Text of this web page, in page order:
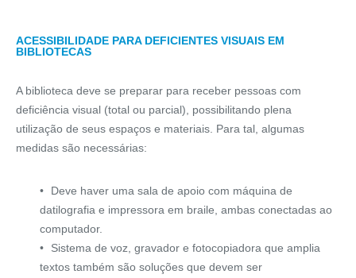
ACESSIBILIDADE PARA DEFICIENTES VISUAIS EM
BIBLIOTECAS
A biblioteca deve se preparar para receber pessoas com
deficiência visual (total ou parcial), possibilitando plena
utilização de seus espaços e materiais. Para tal, algumas
medidas são necessárias:
Deve haver uma sala de apoio com máquina de
datilografia e impressora em braile, ambas conectadas ao
computador.
Sistema de voz, gravador e fotocopiadora que amplia
textos também são soluções que devem ser